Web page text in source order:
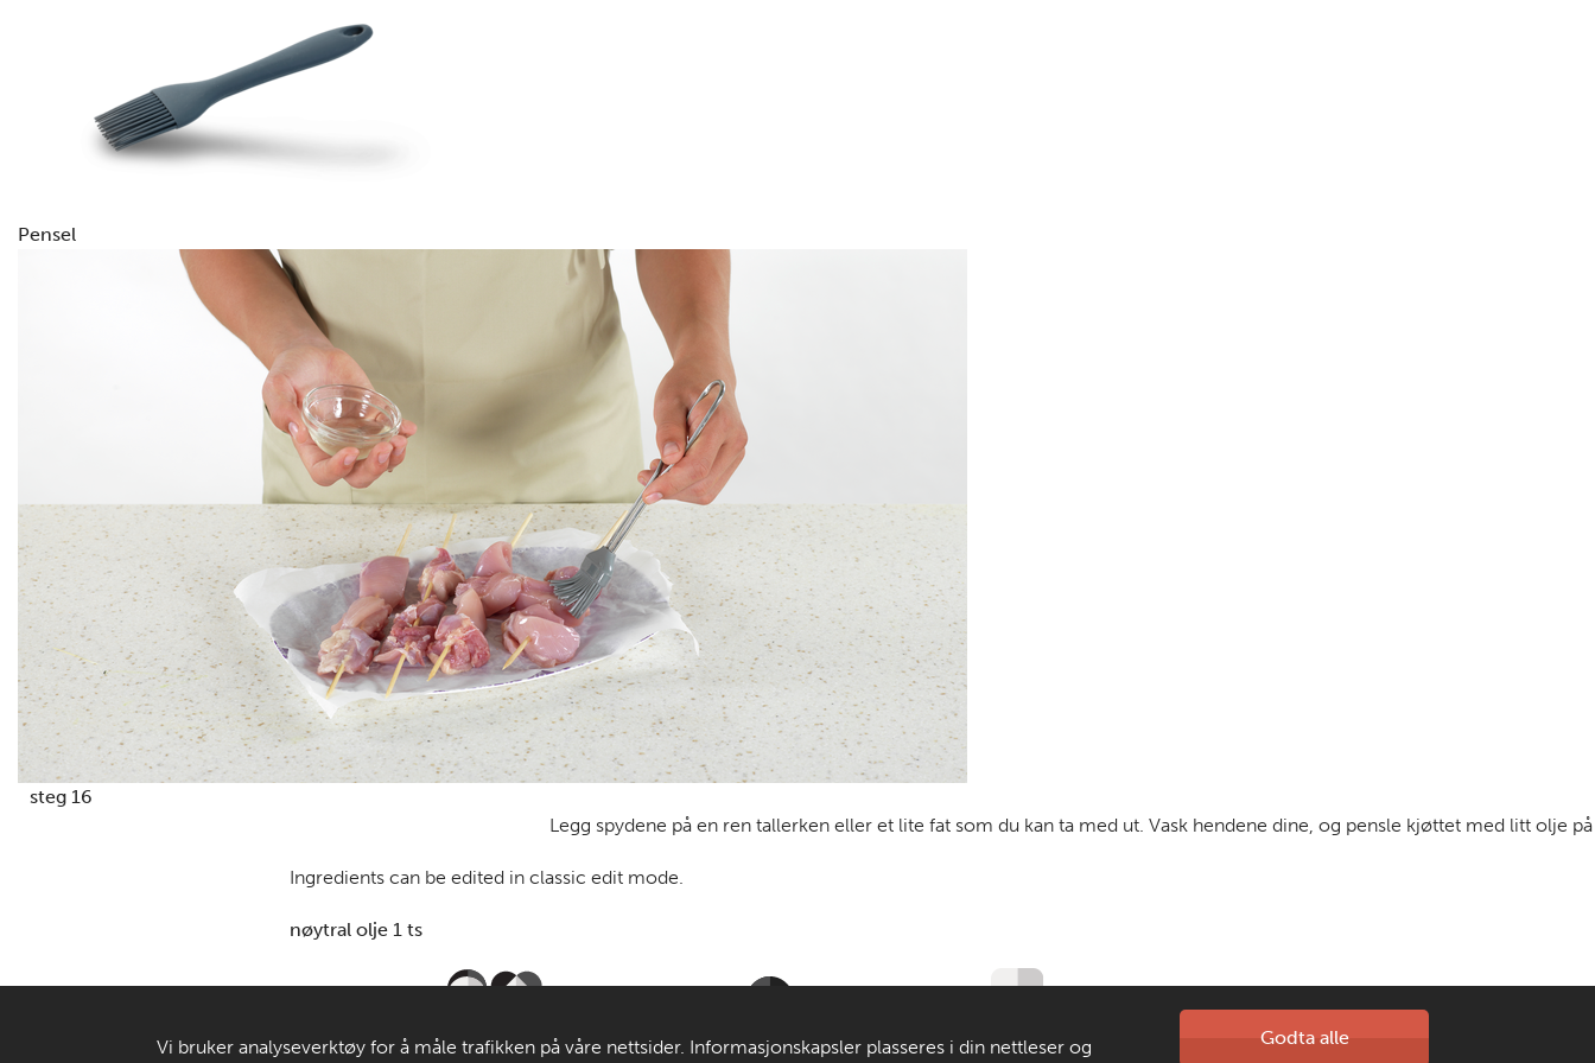
Pensel
steg 16
Legg spydene på en ren tallerken eller et lite fat som du kan ta med ut. Vask hendene dine, og pensle kjøttet med litt olje
Ingredients can be edited in classic edit mode.
nøytral olje 1 ts
Vi bruker analyseverktøy for å måle trafikken på våre nettsider. Informasjonskapsler plasseres i din nettleser og Godta alle